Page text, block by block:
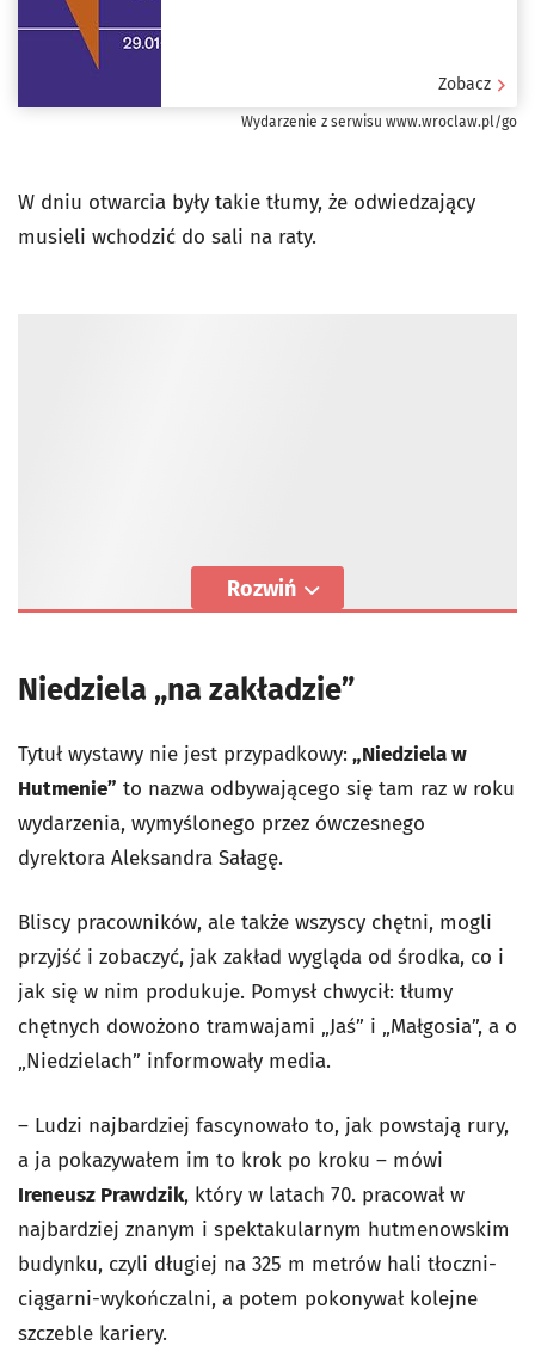
Zobacz
Wydarzenie z serwisu www.wroclaw.pl/go
W dniu otwarcia były takie tłumy, że odwiedzający
musieli wchodzić do sali na raty.
Rozwiń
Niedziela „na zakładzie”
Tytuł wystawy nie jest przypadkowy: „Niedziela w
Hutmenie” to nazwa odbywającego się tam raz w roku
wydarzenia, wymyślonego przez ówczesnego
dyrektora Aleksandra Sałagę.
Bliscy pracowników, ale także wszyscy chętni, mogli
przyjść i zobaczyć, jak zakład wygląda od środka, co i
jak się w nim produkuje. Pomysł chwycił: tłumy
chętnych dowożono tramwajami „Jaś” i „Małgosia”, a o
„Niedzielach” informowały media.
– Ludzi najbardziej fascynowało to, jak powstają rury,
a ja pokazywałem im to krok po kroku – mówi
Ireneusz Prawdzik, który w latach 70. pracował w
najbardziej znanym i spektakularnym hutmenowskim
budynku, czyli długiej na 325 m metrów hali tłoczni-
ciągarni-wykończalni, a potem pokonywał kolejne
szczeble kariery.